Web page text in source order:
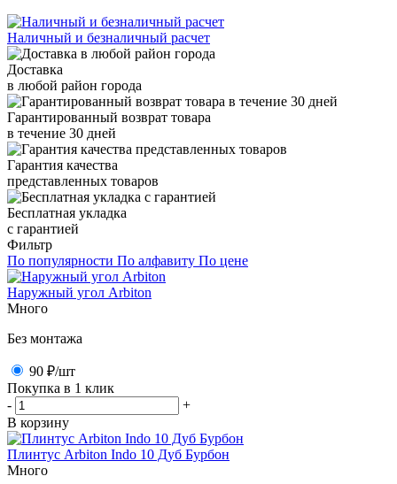
Наличный и безналичный расчет
Доставка
в любой район города
Гарантированный возврат товара
в течение 30 дней
Гарантия качества
представленных товаров
Бесплатная укладка
с гарантией
Фильтр
По популярности По алфавиту По цене
Наружный угол Arbiton
Много
Без монтажа
90 ₽/шт
Покупка в 1 клик
-
+
В корзину
Плинтус Arbiton Indo 10 Дуб Бурбон
Много